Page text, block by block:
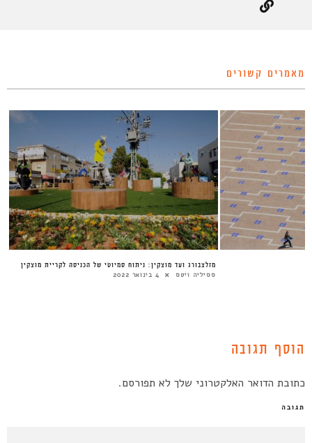
מאמרים קשורים
מזלצבורג ועד מוצקין: ניתוח סמיוטי של הכניסה לקריית מוצקין
ססיליה ויטס 4 בינואר 2022
הוסף תגובה
כתובת הדואר האלקטרוני שלך לא תפורסם.
תגובה